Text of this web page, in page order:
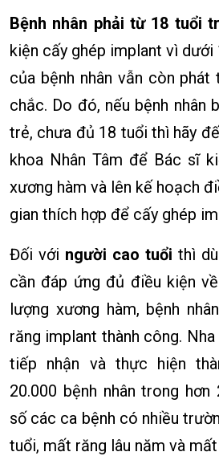
Bệnh nhân phải từ 18 tuổi
kiện cấy ghép implant vì dưới
của bệnh nhân vẫn còn
chắc. Do đó, nếu bệnh nhân
trẻ, chưa đủ 18 tuổi thì hãy
khoa Nhân Tâm để Bác sĩ
xương hàm và lên kế hoạch
gian thích hợp để cấy ghép
Đối với người cao tuổi thì
cần đáp ứng đủ điều kiện
lượng xương hàm, bệnh
răng implant thành công.
tiếp nhận và thực hiện
20.000 bệnh nhân trong
số các ca bệnh có nhiều
tuổi, mất răng lâu năm và